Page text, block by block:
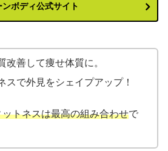
ンボディ公式サイト
改善して痩せ体質に。
スで外見をシェイプアップ！
トネスは最高の組み合わせで